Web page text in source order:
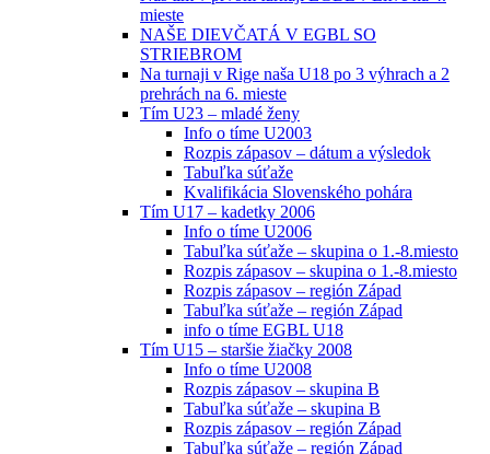
mieste
NAŠE DIEVČATÁ V EGBL SO
STRIEBROM
Na turnaji v Rige naša U18 po 3 výhrach a 2
prehrách na 6. mieste
Tím U23 – mladé ženy
Info o tíme U2003
Rozpis zápasov – dátum a výsledok
Tabuľka súťaže
Kvalifikácia Slovenského pohára
Tím U17 – kadetky 2006
Info o tíme U2006
Tabuľka súťaže – skupina o 1.-8.miesto
Rozpis zápasov – skupina o 1.-8.miesto
Rozpis zápasov – región Západ
Tabuľka súťaže – región Západ
info o tíme EGBL U18
Tím U15 – staršie žiačky 2008
Info o tíme U2008
Rozpis zápasov – skupina B
Tabuľka súťaže – skupina B
Rozpis zápasov – región Západ
Tabuľka súťaže – región Západ